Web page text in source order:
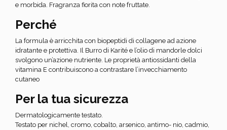
e morbida. Fragranza fiorita con note fruttate.
Perché
La formula è arricchita con biopeptidi di collagene ad azione
idratante e protettiva. Il Burro di Karité e l’olio di mandorle dolci
svolgono un’azione nutriente. Le proprietà antiossidanti della
vitamina E contribuiscono a contrastare l’invecchiamento
cutaneo
Per la tua sicurezza
Dermatologicamente testato.
Testato per nichel, cromo, cobalto, arsenico, antimo- nio, cadmio,